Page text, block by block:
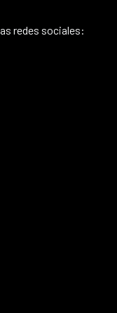
redes sociales: